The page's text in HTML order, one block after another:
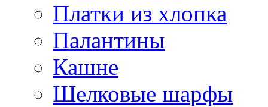
Платки из хлопка
Палантины
Кашне
Шелковые шарфы